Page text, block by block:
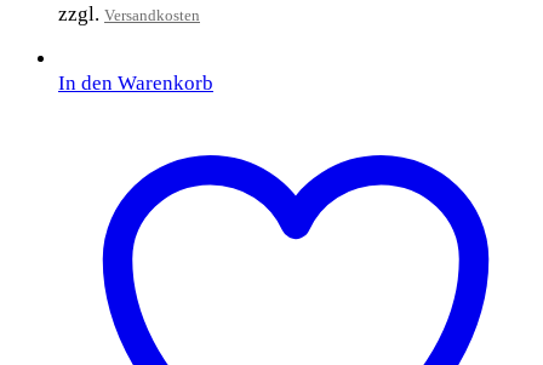
zzgl. Versandkosten
In den Warenkorb